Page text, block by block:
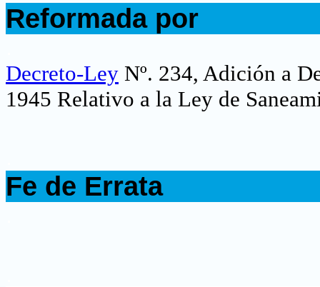
Reformada por
Decreto-Ley Nº. 234, Adición a
1945 Relativo a la Ley de
Fe de Errata